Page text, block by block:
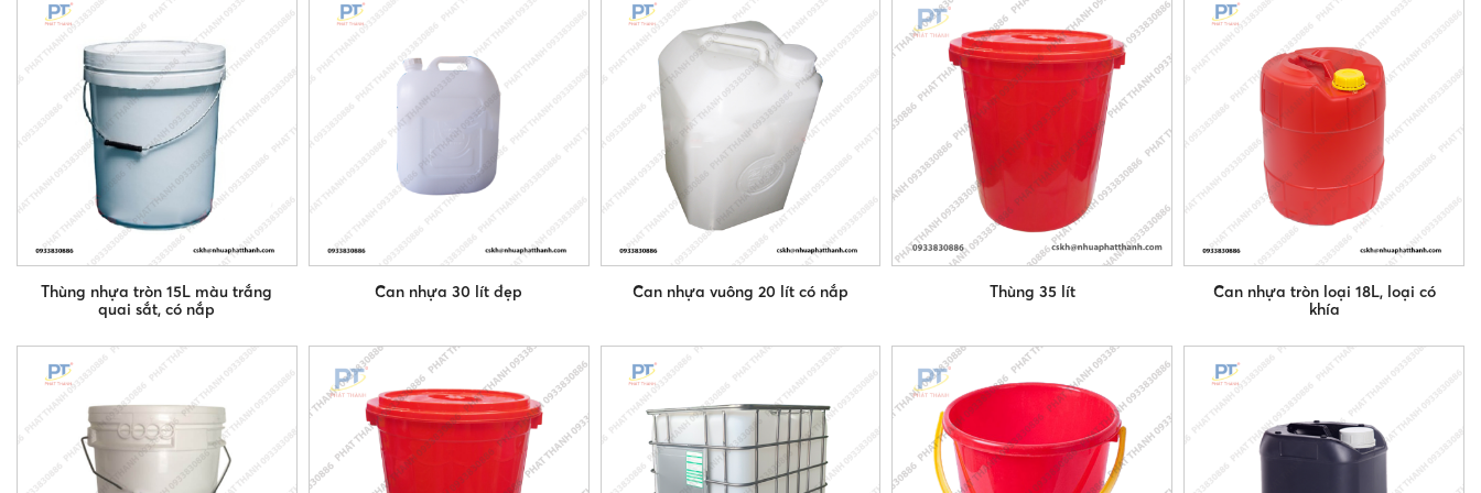
Thùng nhựa tròn 15L màu trắng
quai sắt, có nắp
Can nhựa 30 lít đẹp Can nhựa vuông 20 lít có nắp Thùng 35 lít
Can nhựa tròn loại 18L, loại có
khía